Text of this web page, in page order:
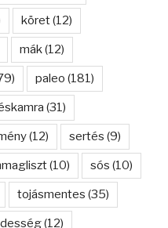
köret(12)
mák(12)
paleo (181)
(31)
(12) sertés (9)
(10) sós (10)
tojásmentes (35)
(12)